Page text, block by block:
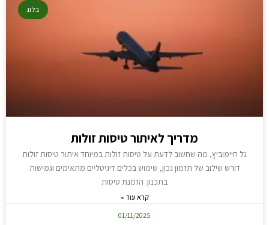
בלוג
מדריך לאיתור טיסות זולות
גל חיימוביץ, מה שחשוב לדעת על טיסות זולות במיוחד איתור טיסות זולות
דורש שילוב של תזמון נכון, שימוש בכלים דיגיטליים מתאימים וגמישות
בתכנון. הזמנת טיסות
קרא עוד »
01/11/2025